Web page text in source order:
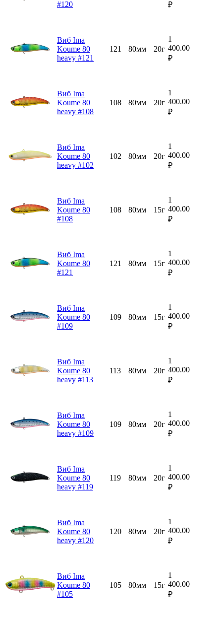
#120 ₽
Виб Ima
Koume 80
heavy #121
121 80мм 20г
1
400.00
₽
Виб Ima
Koume 80
heavy #108
108 80мм 20г
1
400.00
₽
Виб Ima
Koume 80
heavy #102
102 80мм 20г
1
400.00
₽
Виб Ima
Koume 80
#108
108 80мм 15г
1
400.00
₽
Виб Ima
Koume 80
#121
121 80мм 15г
1
400.00
₽
Виб Ima
Koume 80
#109
109 80мм 15г
1
400.00
₽
Виб Ima
Koume 80
heavy #113
113 80мм 20г
1
400.00
₽
Виб Ima
Koume 80
heavy #109
109 80мм 20г
1
400.00
₽
Виб Ima
Koume 80
heavy #119
119 80мм 20г
1
400.00
₽
Виб Ima
Koume 80
heavy #120
120 80мм 20г
1
400.00
₽
Виб Ima
Koume 80
#105
105 80мм 15г
1
400.00
₽